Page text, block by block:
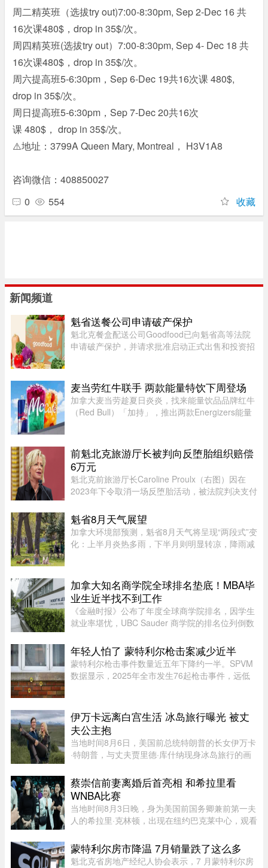
周二精英班（选拔try out)7:00-8:30pm, Sep 2-Dec 16 共
16次课480$，drop in 35$/次。
周四精英班(选拔try out）7:00-8:30pm, Sep 4- Dec 18 共
16次课480$，drop in 35$/次。
周六提高班5-6:30pm，Sep 6-Dec 19共16次课 480$,
drop in 35$/次。
周日提高班5-6:30pm，Sep 7-Dec 20共16次
课 480$， drop in 35$/次。
⚠️地址：3799A Queen Mary, Montreal， H3V1A8
咨询微信：408850027
0
554 收藏
新闻频道
魁省送餐公司申请破产保护
魁北克餐盒配送公司Goodfood已向魁省高等法院
申请破产保护，并请求批准启动正式出售和投资招
Chabot Inc.担任监督机构。此 ...
麦当劳红牛联手 两款能量特饮下周登场
加拿大麦当劳趁夏日炎炎，找来能量饮品品牌红牛
（Red Bull）「加持」，推出两款Energizers能量
红牛能量饮品配搭蓝树莓（blu ...
前魁北克旅游厅长被判向反堕胎组织赔偿
6万元
魁北克前旅游厅长Caroline Proulx（右图）因在
2023年下令取消一场反堕胎活动，被法院判决支付
Caroline Proulx“滥用了自己的权力”，其行为缺乏
合理依据。 ...
魁省8月天气展望
加拿大环境部预测，魁省8月天气将呈现“两段式”变
化：上半月炎热多雨，下半月则明显转凉，降雨减
平，而南部地区气温则略低 ...
加拿大知名商学院全球排名垫底！MBA毕
业生近半找不到工作
《金融时报》公布了年度全球商学院排名，因学生
就业率堪忧，UBC Sauder 商学院的排名位列倒数
有 53% 的人表示毕业三个月内找到工作。图片：
RICHARD LAM /PNG在今年的 MB ...
年轻人怕了 蒙特利尔枪击案减少近半
蒙特利尔枪击事件数量近五年下降约一半。SPVM
数据显示，2025年全市发生76起枪击事件，远低
到持枪犯罪可能面临严厉刑罚， ...
伊万卡远离白宫生活 冰岛旅行曝光 被丈
夫公主抱
当地时间8月6日，美国前总统特朗普的长女伊万卡
·特朗普，与丈夫贾里德·库什纳现身冰岛旅行的画
密，伊万卡被贾里德来了一个“公主抱”，两个人就
宛若刚刚订婚一般。现 ...
蔡崇信前妻离婚后首亮相 和希拉里看
WNBA比赛
当地时间8月3日晚，身为美国前国务卿兼前第一夫
人的希拉里·克林顿，出现在纽约巴克莱中心，观看
队。主场作战的纽约自由队最终以 95-83 获胜，位
列总积分榜第七位，而风暴 ...
蒙特利尔房市降温 7月销量跌了这么多
魁北克省房地产经纪人协会表示，7 月蒙特利尔房